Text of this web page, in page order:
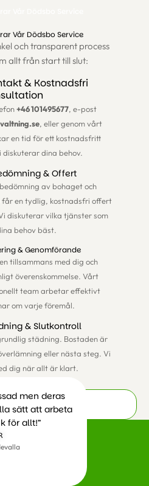
Dödsbo Uddevalla
Vår Dödsbo Service
och transparent process
allt från start till slut:
& Kostnadsfri
+46 101495677, e-post
, eller genom vårt
en tid för ett kostnadsfritt
diskuterar dina behov.
& Offert
av bohaget och
en tydlig, kostnadsfri offert
diskuterar vilka tjänster som
behov bäst.
& Genomförande
tillsammans med dig och
överenskommelse. Vårt
team arbetar effektivt
om varje föremål.
& Slutkontroll
städning. Bostaden är
eller nästa steg. Vi
dig när allt är klart.
men deras
sätt att arbeta
för allt!”